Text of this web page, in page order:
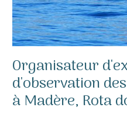
Organisateur
d'observation
à Madère, Rota